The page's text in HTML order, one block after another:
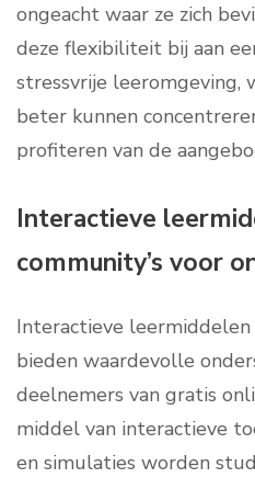
ongeacht waar ze zich
deze flexibiliteit bij aan
stressvrije leeromgeving,
beter kunnen
profiteren van de
Interactieve
community’s voor
Interactieve leermiddelen
bieden waardevolle
deelnemers van gratis
middel van interactieve
en simulaties worden